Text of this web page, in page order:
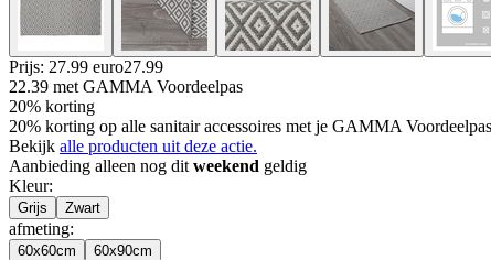
Prijs: 27.99 euro27.99
22.39 met GAMMA Voordeelpas
20% korting
20% korting op alle sanitair accessoires met je GAMMA
Bekijk alle producten uit deze actie.
Aanbieding alleen nog dit weekend geldig
Kleur:
Grijs Zwart
afmeting:
60x60cm 60x90cm